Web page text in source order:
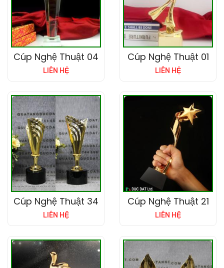
Cúp Nghệ Thuật 04
LIÊN HỆ
Cúp Nghệ Thuật 01
LIÊN HỆ
Cúp Nghệ Thuật 34
LIÊN HỆ
Cúp Nghệ Thuật 21
LIÊN HỆ